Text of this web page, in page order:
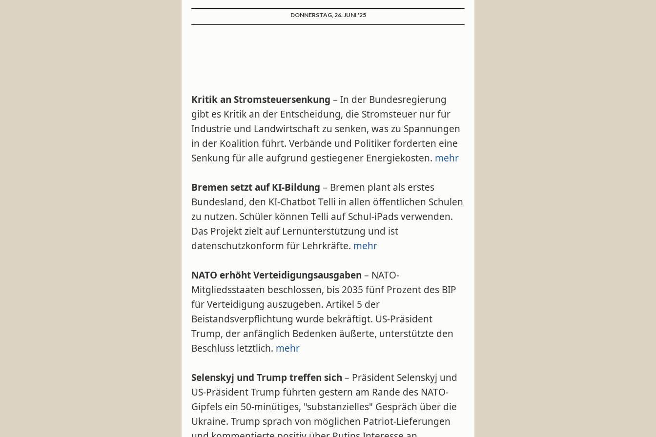
DONNERSTAG, 26. JUNI '25
Kritik an Stromsteuersenkung – In der Bundesregierung
gibt es Kritik an der Entscheidung, die Stromsteuer nur für
Industrie und Landwirtschaft zu senken, was zu Spannungen
in der Koalition führt. Verbände und Politiker forderten eine
Senkung für alle aufgrund gestiegener Energiekosten. mehr
Bremen setzt auf KI-Bildung – Bremen plant als erstes
Bundesland, den KI-Chatbot Telli in allen öffentlichen Schulen
zu nutzen. Schüler können Telli auf Schul-iPads verwenden.
Das Projekt zielt auf Lernunterstützung und ist
datenschutzkonform für Lehrkräfte. mehr
NATO erhöht Verteidigungsausgaben – NATO-
Mitgliedsstaaten beschlossen, bis 2035 fünf Prozent des BIP
für Verteidigung auszugeben. Artikel 5 der
Beistandsverpflichtung wurde bekräftigt. US-Präsident
Trump, der anfänglich Bedenken äußerte, unterstützte den
Beschluss letztlich. mehr
Selenskyj und Trump treffen sich – Präsident Selenskyj und
US-Präsident Trump führten gestern am Rande des NATO-
Gipfels ein 50-minütiges, "substanzielles" Gespräch über die
Ukraine. Trump sprach von möglichen Patriot-Lieferungen